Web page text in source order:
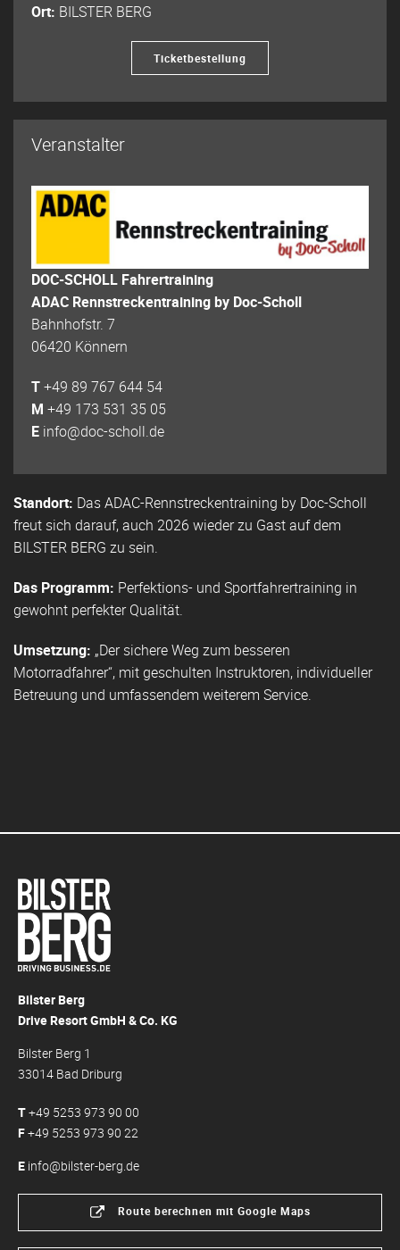
Ort: BILSTER BERG
Ticketbestellung
Veranstalter
DOC-SCHOLL Fahrertraining
ADAC Rennstreckentraining by Doc-Scholl
Bahnhofstr. 7
06420 Könnern
T+49 89 767 644 54
M +49 173 531 35 05
E info@doc-scholl.de
Standort: Das ADAC-Rennstreckentraining by Doc-Scholl
freut sich darauf, auch 2026 wieder zu Gast auf dem
BILSTER BERG zu sein.
Das Programm: Perfektions- und Sportfahrertraining in
gewohnt perfekter Qualität.
Umsetzung: „Der sichere Weg zum besseren
Motorradfahrer“, mit geschulten Instruktoren, individueller
Betreuung und umfassendem weiterem Service.
Bilster Berg
Drive Resort GmbH & Co. KG
Bilster Berg 1
33014 Bad Driburg
T+49 5253 973 90 00
F+49 5253 973 90 22
E info@bilster-berg.de
Route berechnen mit Google Maps